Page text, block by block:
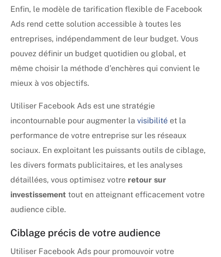
Enfin, le modèle de tarification flexible de Facebook
Ads rend cette solution accessible à toutes les
entreprises, indépendamment de leur budget. Vous
pouvez définir un budget quotidien ou global, et
même choisir la méthode d’enchères qui convient le
mieux à vos objectifs.
Utiliser Facebook Ads est une stratégie
incontournable pour augmenter lavisibilité et la
performance de votre entreprise sur les réseaux
sociaux. En exploitant les puissants outils de ciblage,
les divers formats publicitaires, et les analyses
détaillées, vous optimisez votre retour sur
investissement tout en atteignant efficacement votre
audience cible.
Ciblage précis de votre audience
Utiliser Facebook Ads pour promouvoir votre